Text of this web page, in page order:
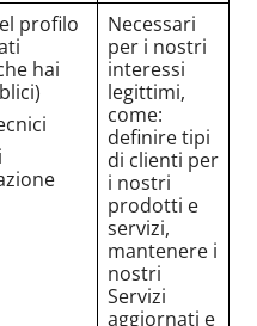
profilo
hai
Necessari
per i nostri
interessi
legittimi,
come:
definire tipi
di clienti per
i nostri
prodotti e
servizi,
mantenere i
nostri
Servizi
aggiornati e